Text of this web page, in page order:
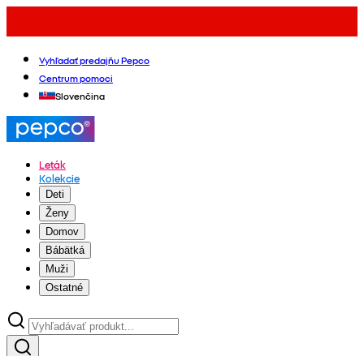
Vyhľadať predajňu Pepco
Centrum pomoci
Slovenčina
Leták
Kolekcie
Deti
Ženy
Domov
Bábätká
Muži
Ostatné